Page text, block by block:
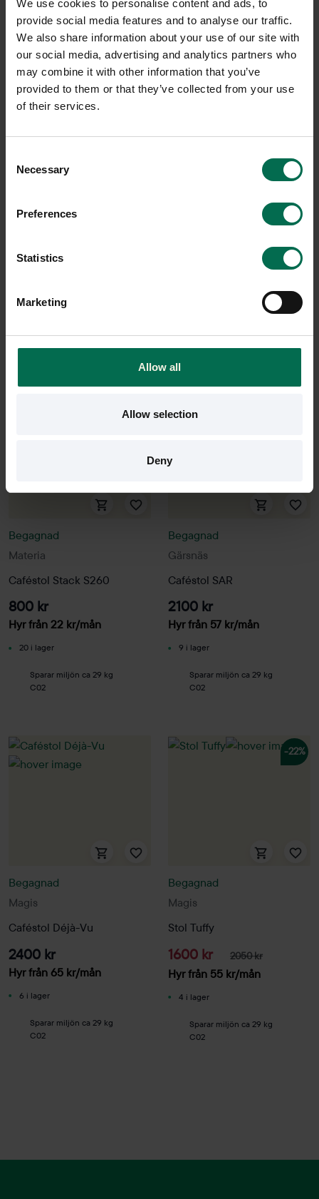
We use cookies to personalise content and ads, to
provide social media features and to analyse our traffic.
We also share information about your use of our site with
our social media, advertising and analytics partners who
may combine it with other information that you’ve
provided to them or that they’ve collected from your use
of their services.
Selection
Necessary
Preferences
Statistics
Marketing
Allow all
Allow selection
Deny
Johanson Design
950 kr
37 i lager
Materia
Begagnad
Caféstol Stack S260
800 kr
Hyr från 22 kr/mån
20 i lager
Sparar miljön ca 29 kg
C02
Gärsnäs
Begagnad
Caféstol SAR
2100 kr
Hyr från 57 kr/mån
9 i lager
Sparar miljön ca 29 kg
C02
Magis
Begagnad
Caféstol Déjà-Vu
2400 kr
Hyr från 65 kr/mån
6 i lager
Sparar miljön ca 29 kg
C02
-22%
Magis
Begagnad
Stol Tuffy
1600 kr 2050 kr
Hyr från 55 kr/mån
4 i lager
Sparar miljön ca 29 kg
C02